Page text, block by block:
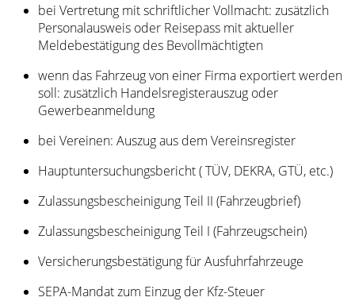
bei Vertretung mit schriftlicher Vollmacht: zusätzlich
Personalausweis oder Reisepass mit aktueller
Meldebestätigung des Bevollmächtigten
wenn das Fahrzeug von einer Firma exportiert werden
soll: zusätzlich Handelsregisterauszug oder
Gewerbeanmeldung
bei Vereinen: Auszug aus dem Vereinsregister
Hauptuntersuchungsbericht ( TÜV, DEKRA, GTÜ, etc.)
Zulassungsbescheinigung Teil II (Fahrzeugbrief)
Zulassungsbescheinigung Teil I (Fahrzeugschein)
Versicherungsbestätigung für Ausfuhrfahrzeuge
SEPA-Mandat zum Einzug der Kfz-Steuer